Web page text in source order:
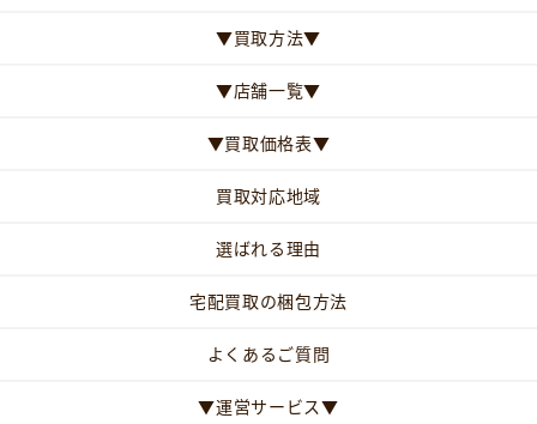
▼買取方法▼
▼店舗一覧▼
▼買取価格表▼
買取対応地域
選ばれる理由
宅配買取の梱包方法
よくあるご質問
▼運営サービス▼